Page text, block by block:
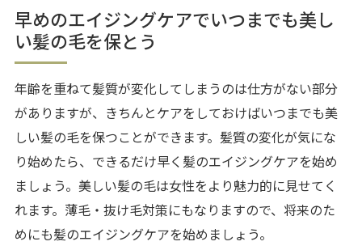
早めのエイジングケアでいつまでも美し
い髪の毛を保とう
年齢を重ねて髪質が変化してしまうのは仕方がない部分
がありますが、きちんとケアをしておけばいつまでも美
しい髪の毛を保つことができます。髪質の変化が気にな
り始めたら、できるだけ早く髪のエイジングケアを始め
ましょう。美しい髪の毛は女性をより魅力的に見せてく
れます。薄毛・抜け毛対策にもなりますので、将来のた
めにも髪のエイジングケアを始めましょう。